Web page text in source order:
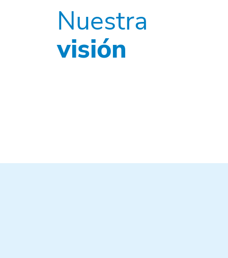
Nuestra
visión